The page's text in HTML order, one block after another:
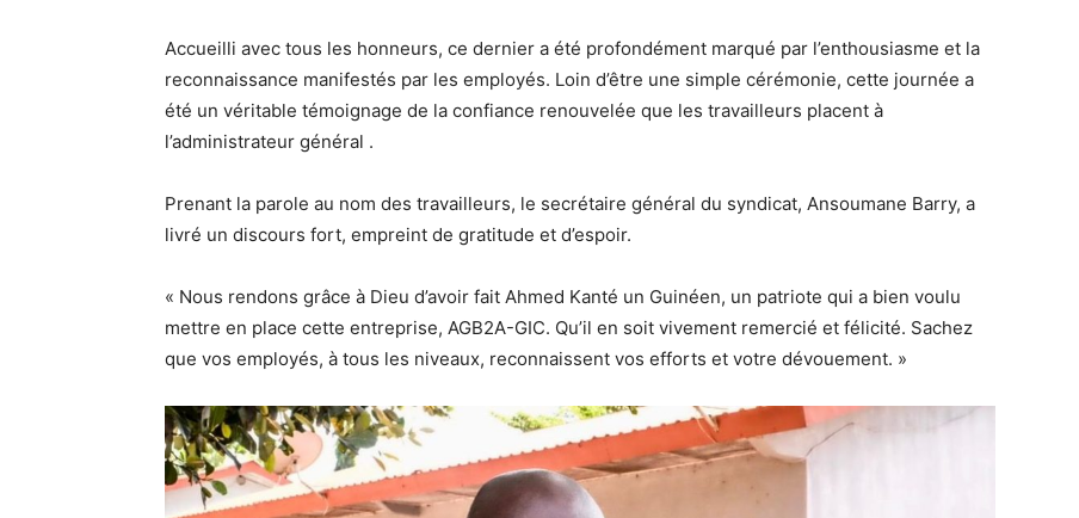
Accueilli avec tous les honneurs, ce dernier a été profondément marqué par l’enthousiasme et la
reconnaissance manifestés par les employés. Loin d’être une simple cérémonie, cette journée a
été un véritable témoignage de la confiance renouvelée que les travailleurs placent à
l’administrateur général .
Prenant la parole au nom des travailleurs, le secrétaire général du syndicat, Ansoumane Barry, a
livré un discours fort, empreint de gratitude et d’espoir.
« Nous rendons grâce à Dieu d’avoir fait Ahmed Kanté un Guinéen, un patriote qui a bien voulu
mettre en place cette entreprise, AGB2A-GIC. Qu’il en soit vivement remercié et félicité. Sachez
que vos employés, à tous les niveaux, reconnaissent vos efforts et votre dévouement. »